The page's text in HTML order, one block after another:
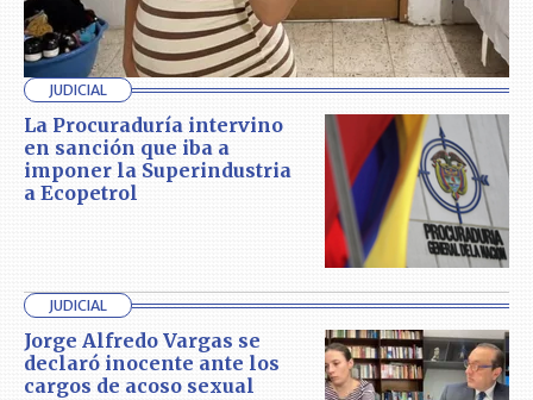
JUDICIAL
La Procuraduría intervino
en sanción que iba a
imponer la Superindustria
a Ecopetrol
JUDICIAL
Jorge Alfredo Vargas se
declaró inocente ante los
cargos de acoso sexual